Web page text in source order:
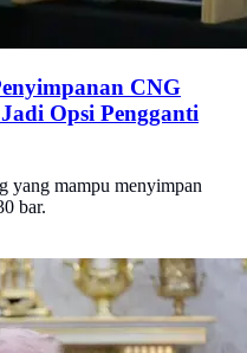
CNG
Opsi Pengganti
yang mampu menyimpan
bar.